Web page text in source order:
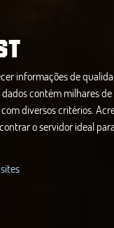
informações de
dados contém milhares
diversos critérios.
o servidor ideal